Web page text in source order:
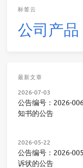
标签云
公司 产品
最新文章
2026-07-03
公告编号：2026-
知书的公告
2026-05-22
公告编号：2026-
诉状的公告